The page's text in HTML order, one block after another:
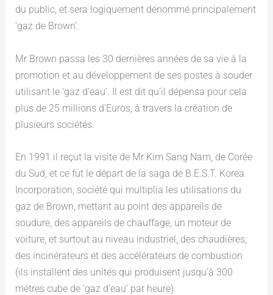
du public, et sera logiquement dénommé principalement
‘gaz de Brown’.
Mr Brown passa les 30 dernières années de sa vie à la
promotion et au développement de ses postes à souder
utilisant le ‘gaz d’eau’. Il est dit qu’il dépensa pour cela
plus de 25 millions d’Euros, à travers la création de
plusieurs sociétés.
En 1991 il reçut la visite de Mr Kim Sang Nam, de Corée
du Sud, et ce fut le départ de la saga de B.E.S.T. Korea
Incorporation, société qui multiplia les utilisations du
gaz de Brown, mettant au point des appareils de
soudure, des appareils de chauffage, un moteur de
voiture, et surtout au niveau industriel, des chaudières,
des incinérateurs et des accélérateurs de combustion
(ils installent des unités qui produisent jusqu’à 300
mètres cube de ‘gaz d’eau’ par heure).